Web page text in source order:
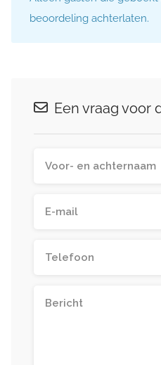
beoordeling achterlaten.
Een vraag voor